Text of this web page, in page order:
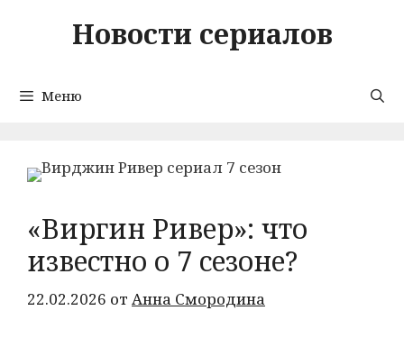
Новости сериалов
Меню
«Виргин Ривер»: что
известно о 7 сезоне?
22.02.2026 от Анна Смородина